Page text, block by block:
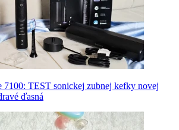
7100: TEST sonickej zubnej kefky novej
ďasná